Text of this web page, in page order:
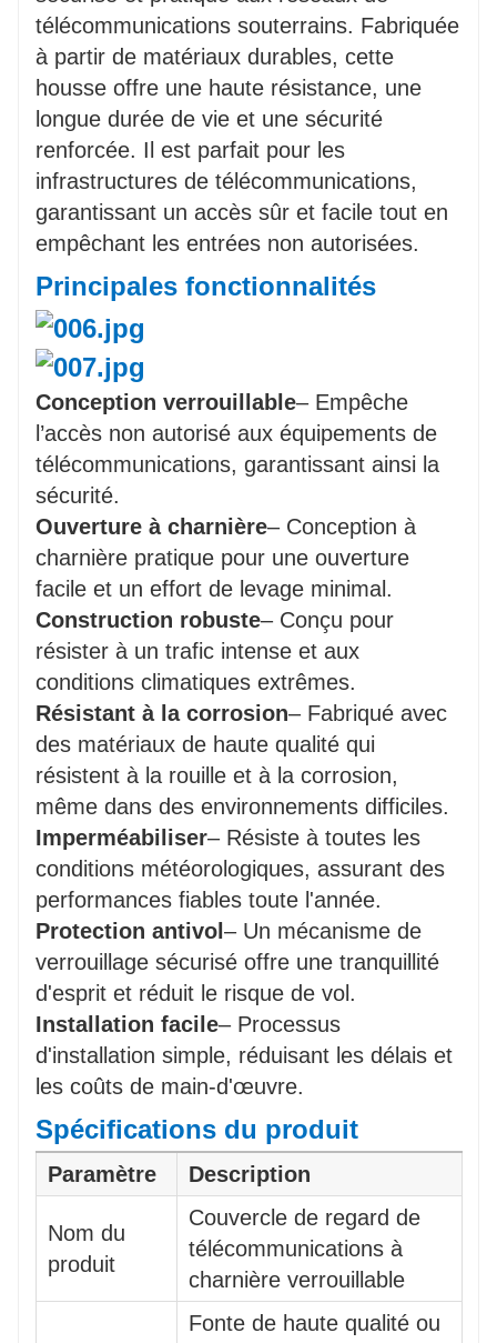
télécommunications souterrains. Fabriquée
à partir de matériaux durables, cette
housse offre une haute résistance, une
longue durée de vie et une sécurité
renforcée. Il est parfait pour les
infrastructures de télécommunications,
garantissant un accès sûr et facile tout en
empêchant les entrées non autorisées.
Principales fonctionnalités
Conception verrouillable– Empêche
l’accès non autorisé aux équipements de
télécommunications, garantissant ainsi la
sécurité.
Ouverture à charnière– Conception à
charnière pratique pour une ouverture
facile et un effort de levage minimal.
Construction robuste– Conçu pour
résister à un trafic intense et aux
conditions climatiques extrêmes.
Résistant à la corrosion– Fabriqué avec
des matériaux de haute qualité qui
résistent à la rouille et à la corrosion,
même dans des environnements difficiles.
Imperméabiliser– Résiste à toutes les
conditions météorologiques, assurant des
performances fiables toute l'année.
Protection antivol – Un mécanisme de
verrouillage sécurisé offre une tranquillité
d'esprit et réduit le risque de vol.
Installation facile– Processus
d'installation simple, réduisant les délais et
les coûts de main-d'œuvre.
Spécifications du produit
Paramètre Description
Nom du
produit
Couvercle de regard de
télécommunications à
charnière verrouillable
Fonte de haute qualité ou